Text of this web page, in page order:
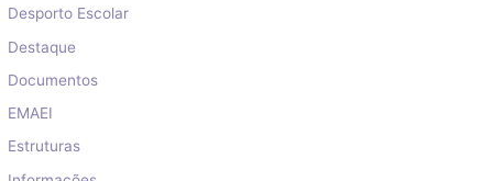
Desporto Escolar
Destaque
Documentos
EMAEI
Estruturas